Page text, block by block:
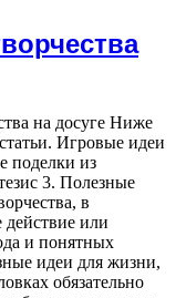
на досуге Ниже
Игровые идеи
поделки из
3. Полезные
в
действие или
и понятных
идеи для жизни,
обязательно